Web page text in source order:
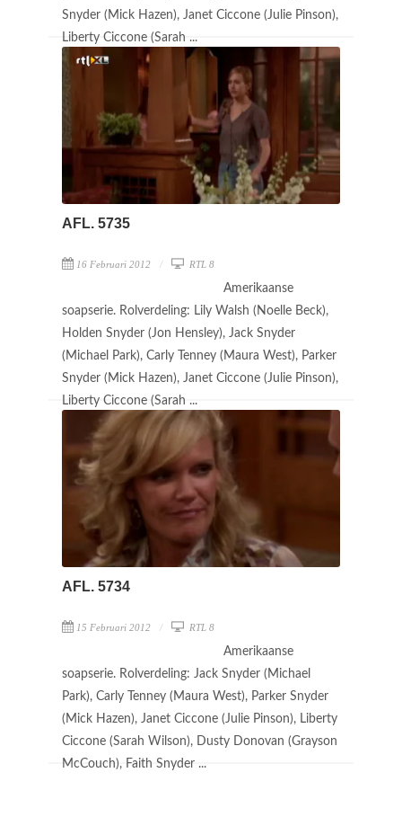
Snyder (Mick Hazen), Janet Ciccone (Julie Pinson),
Liberty Ciccone (Sarah ...
AFL. 5735
16 Februari 2012 RTL 8
Amerikaanse
soapserie. Rolverdeling: Lily Walsh (Noelle Beck),
Holden Snyder (Jon Hensley), Jack Snyder
(Michael Park), Carly Tenney (Maura West), Parker
Snyder (Mick Hazen), Janet Ciccone (Julie Pinson),
Liberty Ciccone (Sarah ...
AFL. 5734
15 Februari 2012 RTL 8
Amerikaanse
soapserie. Rolverdeling: Jack Snyder (Michael
Park), Carly Tenney (Maura West), Parker Snyder
(Mick Hazen), Janet Ciccone (Julie Pinson), Liberty
Ciccone (Sarah Wilson), Dusty Donovan (Grayson
McCouch), Faith Snyder ...